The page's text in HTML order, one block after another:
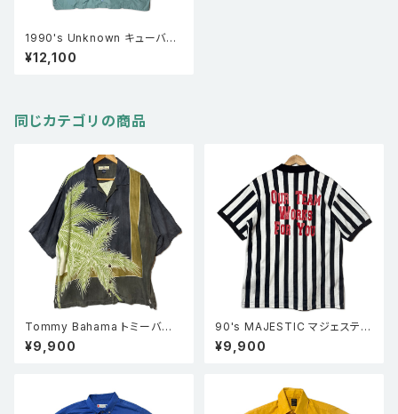
1990's Unknown キューバシ
ャツ 半袖 薄緑
¥12,100
同じカテゴリの商品
Tommy Bahama トミーバハ
マ シルク アロハシャツ L
¥9,900
90's MAJESTIC マジェスティ
ック ストライプ 半袖シャツ レフ
ェリーシャツ L
¥9,900